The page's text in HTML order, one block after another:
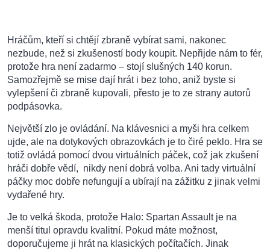
Hráčům, kteří si chtějí zbraně vybírat sami, nakonec
nezbude, než si zkušeností body koupit. Nepřijde nám to fér,
protože hra není zadarmo – stojí slušných 140 korun.
Samozřejmě se mise dají hrát i bez toho, aniž byste si
vylepšení či zbraně kupovali, přesto je to ze strany autorů
podpásovka.
Největší zlo je ovládání. Na klávesnici a myši hra celkem
ujde, ale na dotykových obrazovkách je to čiré peklo. Hra se
totiž ovládá pomocí dvou virtuálních páček, což jak zkušení
hráči dobře vědí, nikdy není dobrá volba. Ani tady virtuální
páčky moc dobře nefungují a ubírají na zážitku z jinak velmi
vydařené hry.
Je to velká škoda, protože Halo: Spartan Assault je na
menší titul opravdu kvalitní. Pokud máte možnost,
doporučujeme ji hrát na klasických počítačích. Jinak